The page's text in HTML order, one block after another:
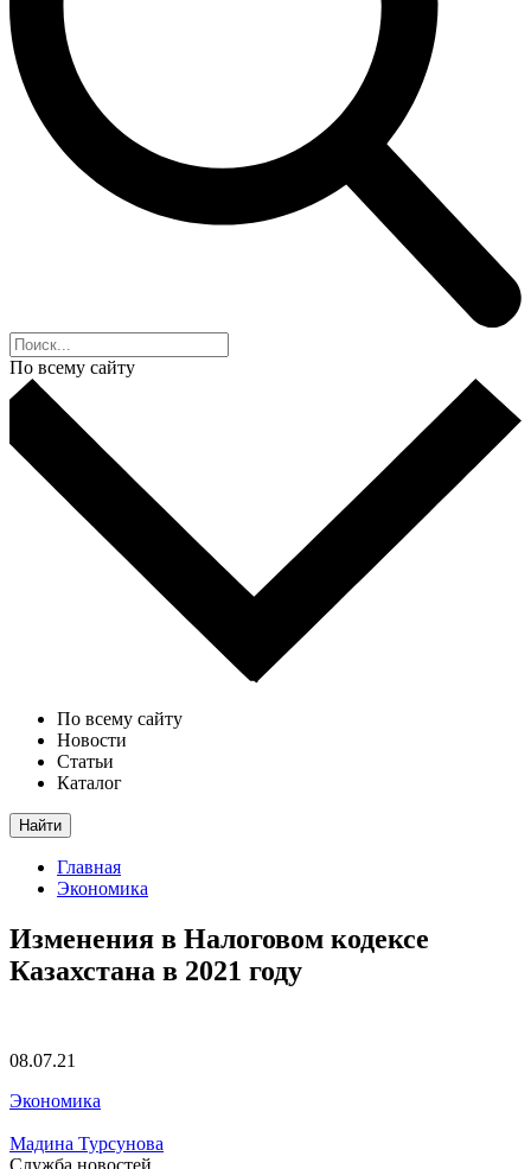
По всему сайту
По всему сайту
Новости
Статьи
Каталог
Найти
Главная
Экономика
Изменения в Налоговом кодексе
Казахстана в 2021 году
08.07.21
Экономика
Мадина Турсунова